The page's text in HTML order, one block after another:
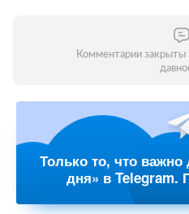
Комментарии закрыты
Только то, что
дня» в Telegram.